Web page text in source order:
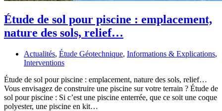
Étude de sol pour piscine : emplacement,
nature des sols, relief…
Actualités, Étude Géotechnique, Informations & Explications,
Interventions
Étude de sol pour piscine : emplacement, nature des sols, relief…
Vous envisagez de construire une piscine sur votre terrain ? Étude de
sol pour piscine : Si c’est une piscine enterrée, que ce soit une coque
polyester, une piscine en kit…